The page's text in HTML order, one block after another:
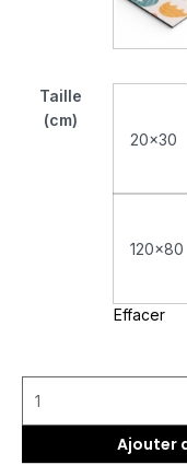
Taille
(cm)
20x30
120x80
Effacer
Ajouter